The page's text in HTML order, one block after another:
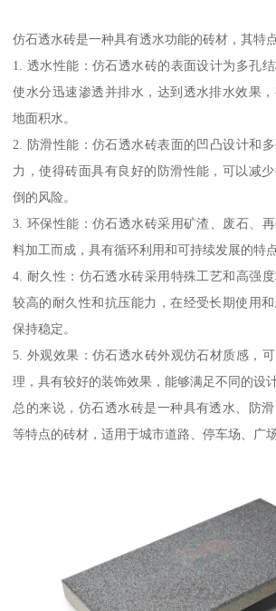
仿石透水砖是一种具有透水功能的砖材，其特
1. 透水性能：仿石透水砖的表面设计为多孔
使水分迅速渗透并排水，达到透水排水效果
地面积水。
2. 防滑性能：仿石透水砖表面的凹凸设计和
力，使得砖面具有良好的防滑性能，可以减
倒的风险。
3. 环保性能：仿石透水砖采用矿渣、废石、
料加工而成，具有循环利用和可持续发展的特点
4. 耐久性：仿石透水砖采用特殊工艺和高强
较高的耐久性和抗压能力，在经受长期使用
保持稳定。
5. 外观效果：仿石透水砖外观仿石材质感，
理，具有较好的装饰效果，能够满足不同的设计
总的来说，仿石透水砖是一种具有透水、防
等特点的砖材，适用于城市道路、停车场、广